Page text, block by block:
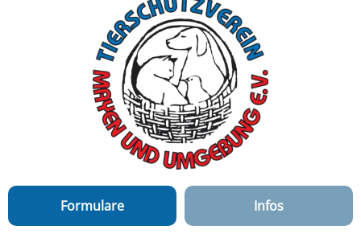
Formulare Infos